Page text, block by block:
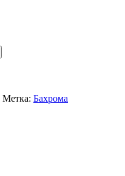
Метка: Бахрома